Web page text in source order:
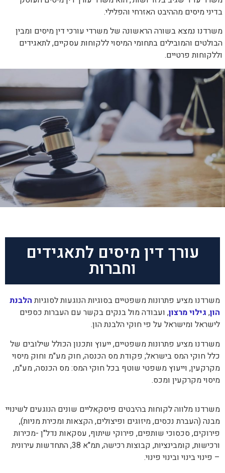
format_underlined הוסף קו תחתון לקישורים
לאפס
האפשרויות
cached
בדיני מיסים מההיבט האזרחי והפלילי.
משרדנו נמצא בשורה הראשונה של משרדי עורכי דין מיסים ומבין
הבולטים והמובילים בתחומי המיסוי ללקוחות עסקיים, לתאגידים
וללקוחות פרטיים.
עורך דין מיסים לתאגידים
וחברות
משרדנו מציע פתרונות משפטיים בסוגיות הנוגעות לסוגיותהלבנת
הון, גילוי מרצון, ועבודה מול בנקים בקשר עם העברות כספים
לישראל ומישראל על פי חוקי הלבנת הון.
משרדנו מציע פתרונות משפטיים, ייעוץ ותכנון הכולל שילובים של
כלל חוקי המס בישראל; פקודת מס הכנסה, חוק מע"מ וחוק מיסוי
מקרקעין, וייעוץ משפטי שוטף בכל חוקי המס: מס הכנסה, מע"מ,
מיסוי מקרקעין ומכס.
משרדנו מלווה לקוחות בהיבטים פיסקאליים שונים הנוגעים לשינויי
מבנה (העברת נכסים, מיזוגים ופיצולים, הקצאות ומכירת מניות),
פירוקים, סכסוכי שותפים, פירוקי שיתוף, עסקאות נדל"ן -מכירות
ורכישות, קומבינציות, קבוצות רכישה, תמ"א 38, התחדשות עירונית
– פינוי בינוי ובינוי פינוי.